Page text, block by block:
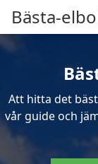
Bästa-
Att hitta det
vår guide och